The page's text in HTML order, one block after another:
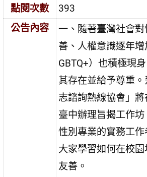
點閱次數
393
公告內容
一、隨著臺灣社會
善、人權意識逐年
GBTQ+）也積極現
其存在並給予尊重
志諮詢熱線協會」
臺中辦理旨揭工作
性別專業的實務工
大家學習如何在校園
友善。